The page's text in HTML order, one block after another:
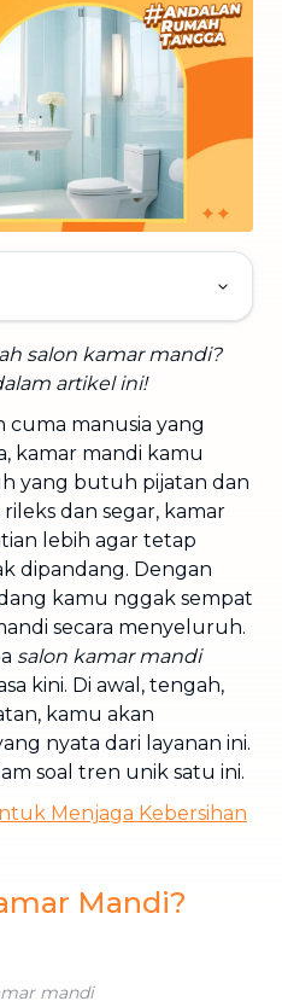
salon kamar mandi?
artikel ini!
cuma manusia yang
kamar mandi kamu
yang butuh pijatan dan
dan segar, kamar
lebih agar tetap
dipandang. Dengan
kamu nggak sempat
secara menyeluruh.
salon kamar mandi
kini. Di awal, tengah,
kamu akan
nyata dari layanan ini.
soal tren unik satu ini.
Menjaga Kebersihan
Mandi?
mandi